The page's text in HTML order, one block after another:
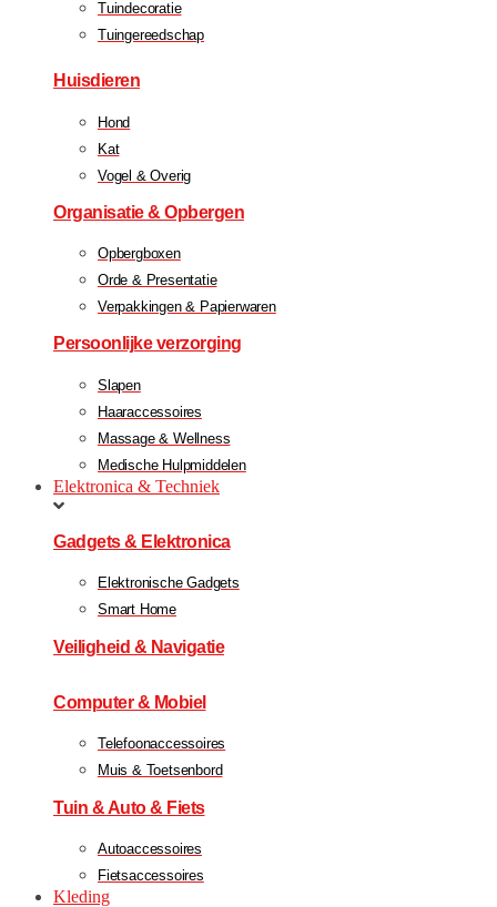
Tuindecoratie
Tuingereedschap
Huisdieren
Hond
Kat
Vogel & Overig
Organisatie & Opbergen
Opbergboxen
Orde & Presentatie
Verpakkingen & Papierwaren
Persoonlijke verzorging
Slapen
Haaraccessoires
Massage & Wellness
Medische Hulpmiddelen
Elektronica & Techniek
Gadgets & Elektronica
Elektronische Gadgets
Smart Home
Veiligheid & Navigatie
Computer & Mobiel
Telefoonaccessoires
Muis & Toetsenbord
Tuin & Auto & Fiets
Autoaccessoires
Fietsaccessoires
Kleding